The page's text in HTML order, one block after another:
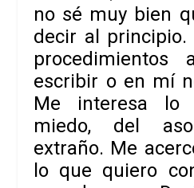
no sé muy bien
decir al principio.
escribir o en mí
Me interesa lo
miedo, del
extraño. Me
lo que quiero